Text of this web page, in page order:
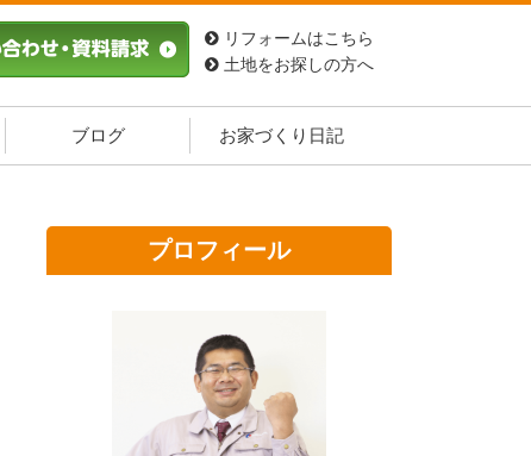
リフォームはこちら
土地をお探しの方へ
ブログ お家づくり日記
プロフィール